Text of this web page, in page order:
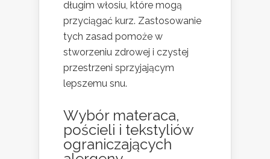
długim włosiu, które mogą
przyciągać kurz. Zastosowanie
tych zasad pomoże w
stworzeniu zdrowej i czystej
przestrzeni sprzyjającym
lepszemu snu.
Wybór materaca,
pościeli i tekstyliów
ograniczających